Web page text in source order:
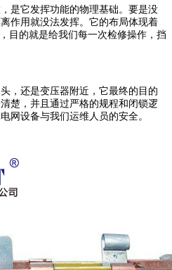
是它发挥功能的物理基础。要是没
作用就没法发挥。它的布局体现着
目的就是给我们每一次检修操作，挡
，还是变压器附近，它最终的目的
楚，并且通过严格的规程和闭锁逻
网设备与我们运维人员的安全。